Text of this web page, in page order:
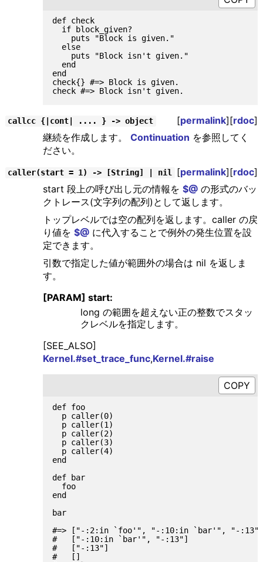
def check
  if block_given?
    puts "Block is given."
  else
    puts "Block isn't given."
  end
end
check{} #=> Block is given.
callcc {|cont| .... } -> object [permalink][rdoc]
継続を作成します。 Continuation を参照してく
ださい。
caller(start = 1) -> [String] | nil [permalink][rdoc]
start 段上の呼び出し元の情報を $@の形式のバッ
クトレース(文字列の配列)として返します。
トップレベルでは空の配列を返します。caller の戻
り値を $@に代入することで例外の発生位置を設
定できます。
引数で指定した値が範囲外の場合は nil を返しま
す。
[PARAM] start:
long の範囲を超えない正の整数でスタッ
クレベルを指定します。
[SEE_ALSO]
Kernel.#set_trace_func,Kernel.#raise
def foo
  p caller(0)
  p caller(1)
  p caller(2)
  p caller(3)
  p caller(4)
end
def bar
  foo
end
bar
#=> ["-:2:in `foo'", "-:10:in `bar'", "-:13"]
#   ["-:10:in `bar'", "-:13"]
#   ["-:13"]
#   []